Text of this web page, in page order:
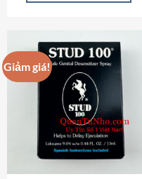
có
nhiều
biến
thể.
Các
tùy
chọn
Giảm giá!